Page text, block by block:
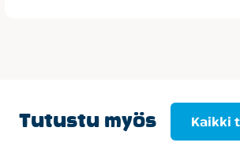
Tutustu myös Kaikki